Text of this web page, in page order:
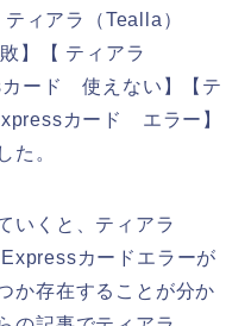
ィアラ（Tealla）
】【 ティアラ
カード 使えない】【テ
カード エラー】
た。
いくと、ティアラ
カードエラーが
か存在することが分か